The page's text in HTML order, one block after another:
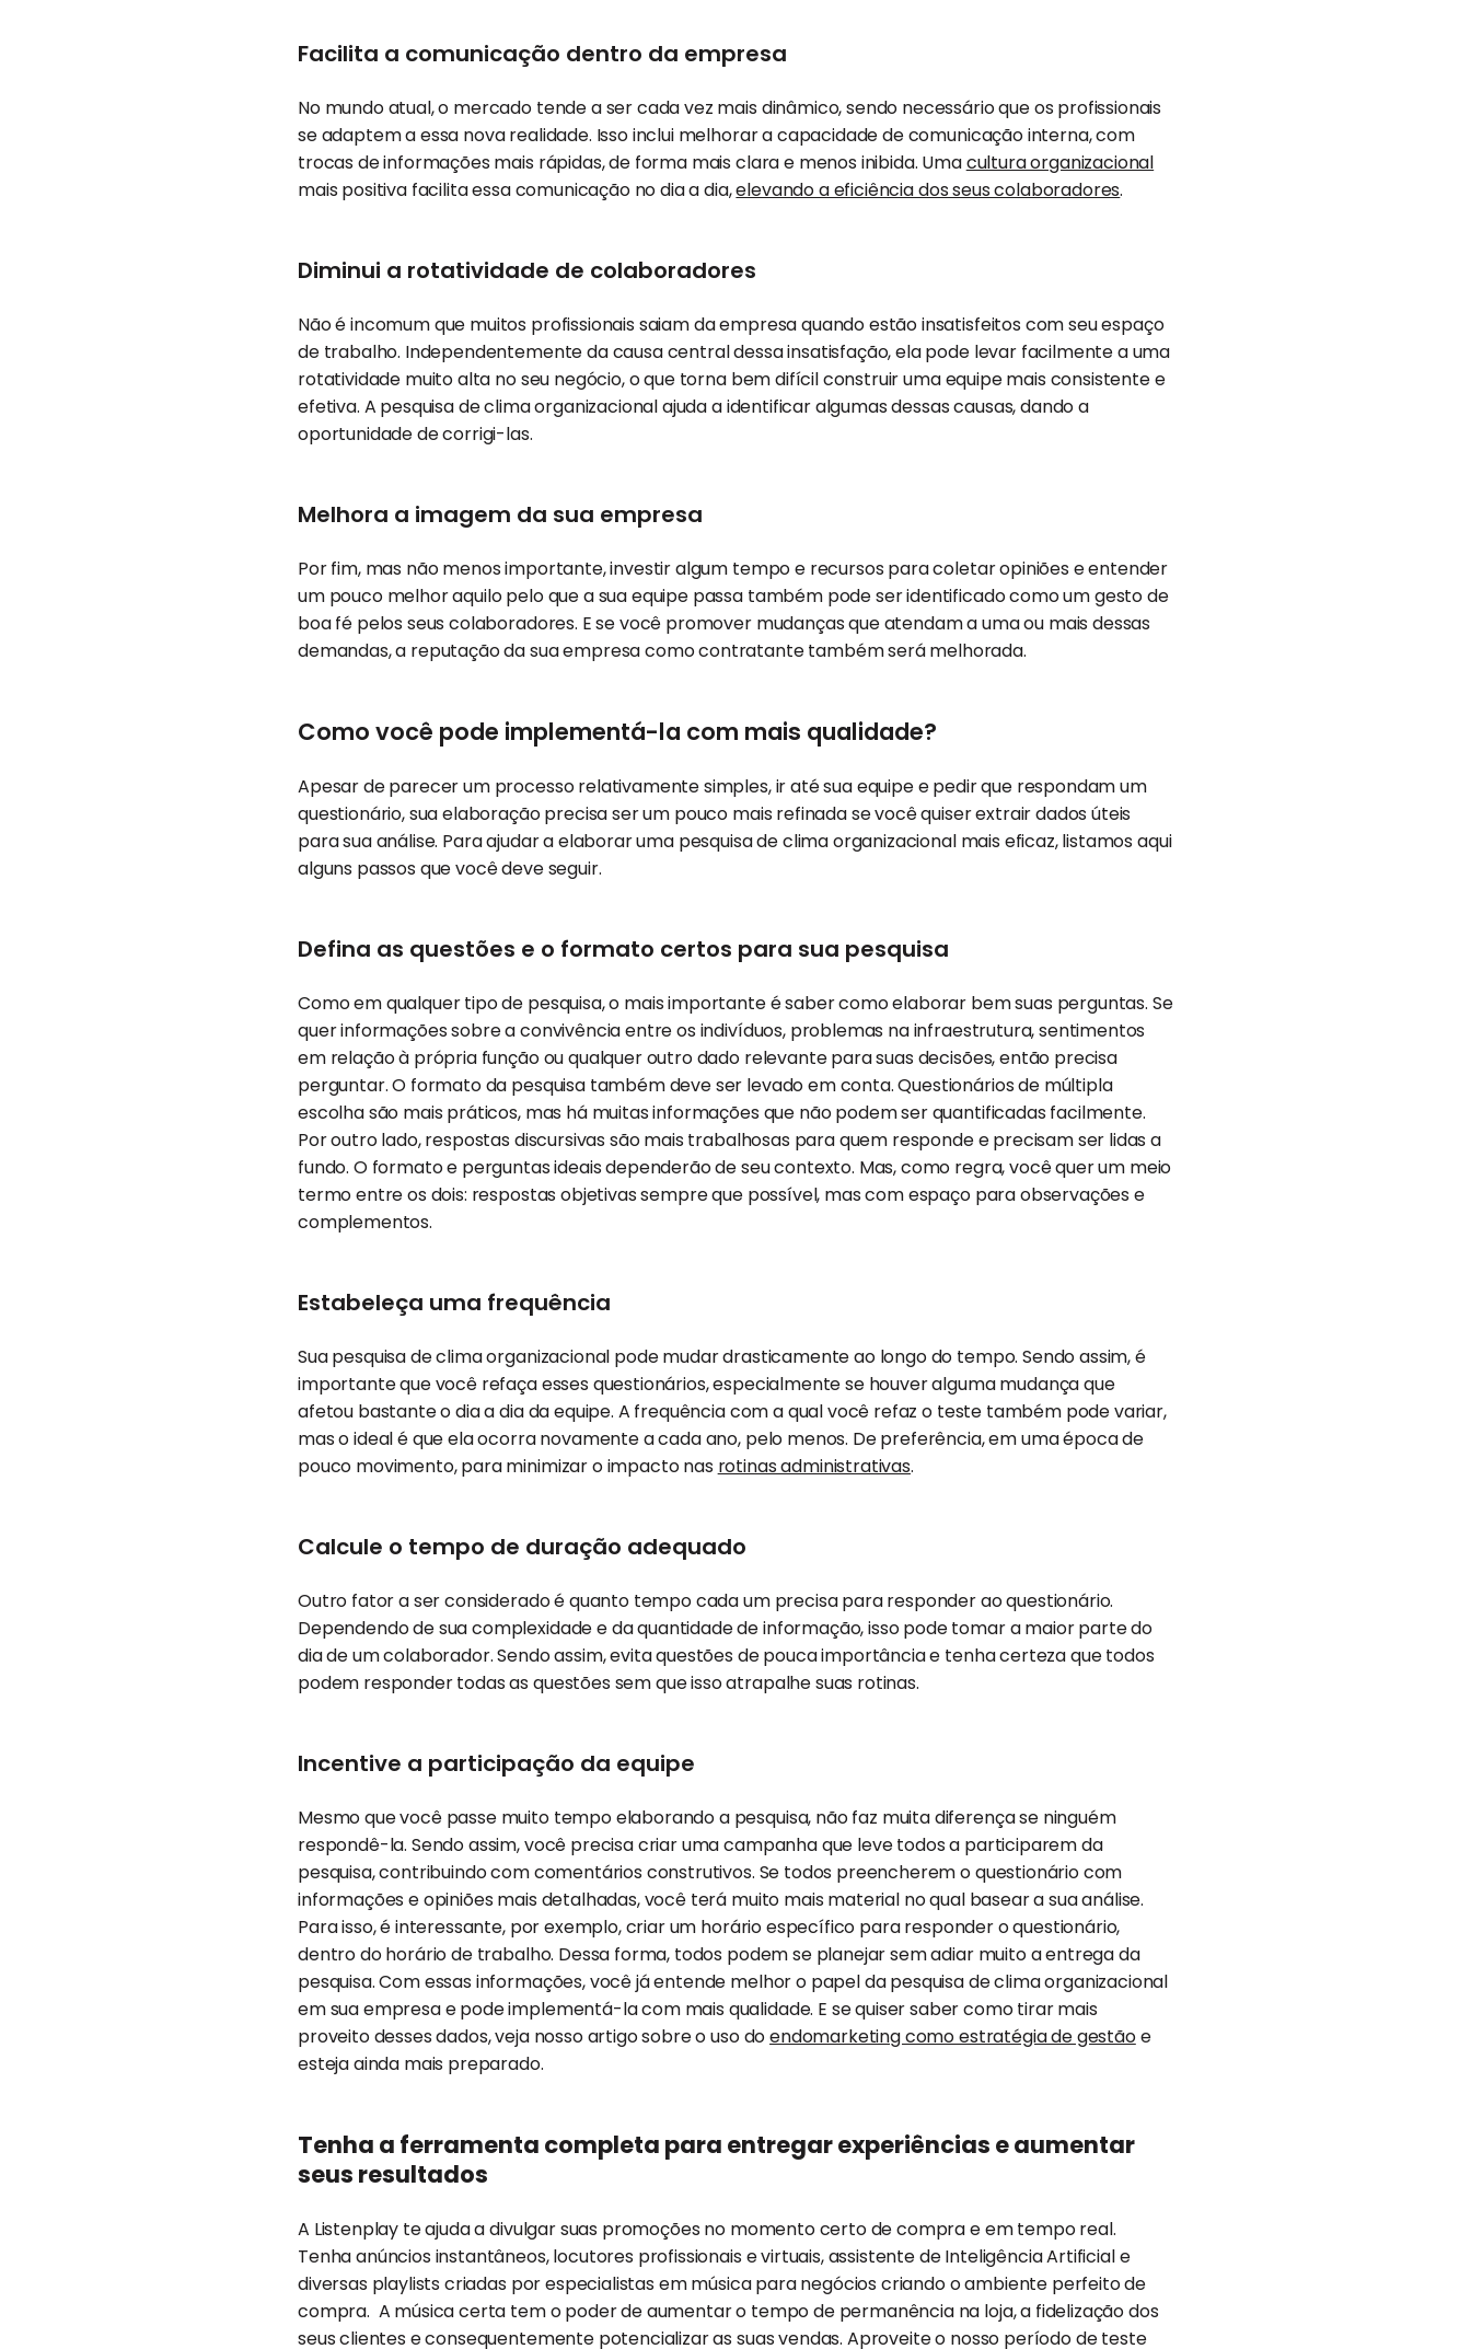
Facilita a comunicação dentro da empresa
No mundo atual, o mercado tende a ser cada vez mais dinâmico, sendo necessário que os profissionais
se adaptem a essa nova realidade. Isso inclui melhorar a capacidade de comunicação interna, com
trocas de informações mais rápidas, de forma mais clara e menos inibida. Umacultura organizacional
mais positiva facilita essa comunicação no dia a dia,elevando a eficiência dos seus colaboradores.
Diminui a rotatividade de colaboradores
Não é incomum que muitos profissionais saiam da empresa quando estão insatisfeitos com seu espaço
de trabalho. Independentemente da causa central dessa insatisfação, ela pode levar facilmente a uma
rotatividade muito alta no seu negócio, o que torna bem difícil construir uma equipe mais consistente e
efetiva. A pesquisa de clima organizacional ajuda a identificar algumas dessas causas, dando a
oportunidade de corrigi-las.
Melhora a imagem da sua empresa
Por fim, mas não menos importante, investir algum tempo e recursos para coletar opiniões e entender
um pouco melhor aquilo pelo que a sua equipe passa também pode ser identificado como um gesto de
boa fé pelos seus colaboradores. E se você promover mudanças que atendam a uma ou mais dessas
demandas, a reputação da sua empresa como contratante também será melhorada.
Como você pode implementá-la com mais qualidade?
Apesar de parecer um processo relativamente simples, ir até sua equipe e pedir que respondam um
questionário, sua elaboração precisa ser um pouco mais refinada se você quiser extrair dados úteis
para sua análise. Para ajudar a elaborar uma pesquisa de clima organizacional mais eficaz, listamos aqui
alguns passos que você deve seguir.
Defina as questões e o formato certos para sua pesquisa
Como em qualquer tipo de pesquisa, o mais importante é saber como elaborar bem suas perguntas. Se
quer informações sobre a convivência entre os indivíduos, problemas na infraestrutura, sentimentos
em relação à própria função ou qualquer outro dado relevante para suas decisões, então precisa
perguntar. O formato da pesquisa também deve ser levado em conta. Questionários de múltipla
escolha são mais práticos, mas há muitas informações que não podem ser quantificadas facilmente.
Por outro lado, respostas discursivas são mais trabalhosas para quem responde e precisam ser lidas a
fundo. O formato e perguntas ideais dependerão de seu contexto. Mas, como regra, você quer um meio
termo entre os dois: respostas objetivas sempre que possível, mas com espaço para observações e
complementos.
Estabeleça uma frequência
Sua pesquisa de clima organizacional pode mudar drasticamente ao longo do tempo. Sendo assim, é
importante que você refaça esses questionários, especialmente se houver alguma mudança que
afetou bastante o dia a dia da equipe. A frequência com a qual você refaz o teste também pode variar,
mas o ideal é que ela ocorra novamente a cada ano, pelo menos. De preferência, em uma época de
pouco movimento, para minimizar o impacto nas rotinas administrativas.
Calcule o tempo de duração adequado
Outro fator a ser considerado é quanto tempo cada um precisa para responder ao questionário.
Dependendo de sua complexidade e da quantidade de informação, isso pode tomar a maior parte do
dia de um colaborador. Sendo assim, evita questões de pouca importância e tenha certeza que todos
podem responder todas as questões sem que isso atrapalhe suas rotinas.
Incentive a participação da equipe
Mesmo que você passe muito tempo elaborando a pesquisa, não faz muita diferença se ninguém
respondê-la. Sendo assim, você precisa criar uma campanha que leve todos a participarem da
pesquisa, contribuindo com comentários construtivos. Se todos preencherem o questionário com
informações e opiniões mais detalhadas, você terá muito mais material no qual basear a sua análise.
Para isso, é interessante, por exemplo, criar um horário específico para responder o questionário,
dentro do horário de trabalho. Dessa forma, todos podem se planejar sem adiar muito a entrega da
pesquisa. Com essas informações, você já entende melhor o papel da pesquisa de clima organizacional
em sua empresa e pode implementá-la com mais qualidade. E se quiser saber como tirar mais
proveito desses dados, veja nosso artigo sobre o uso doendomarketing como estratégia de gestãoe
esteja ainda mais preparado.
Tenha a ferramenta completa para entregar experiências e aumentar
seus resultados
A Listenplay te ajuda a divulgar suas promoções no momento certo de compra e em tempo real.
Tenha anúncios instantâneos, locutores profissionais e virtuais, assistente de Inteligência Artificial e
diversas playlists criadas por especialistas em música para negócios criando o ambiente perfeito de
compra. A música certa tem o poder de aumentar o tempo de permanência na loja, a fidelização dos
seus clientes e consequentemente potencializar as suas vendas. Aproveite o nosso período de teste